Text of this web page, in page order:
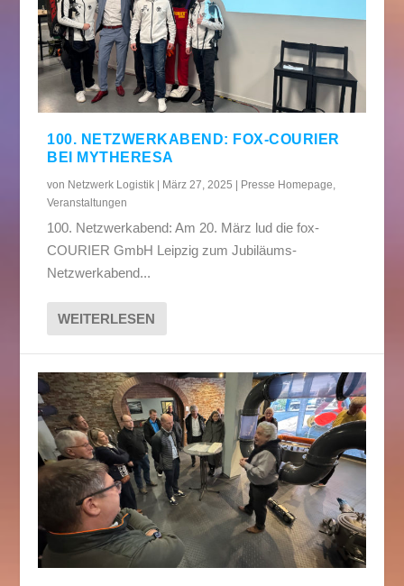
100. NETZWERKABEND: FOX-COURIER
BEI MYTHERESA
von Netzwerk Logistik | März 27, 2025 | Presse Homepage
Veranstaltungen
100. Netzwerkabend: Am 20. März lud die fox-
COURIER GmbH Leipzig zum Jubiläums-
Netzwerkabend...
WEITERLESEN